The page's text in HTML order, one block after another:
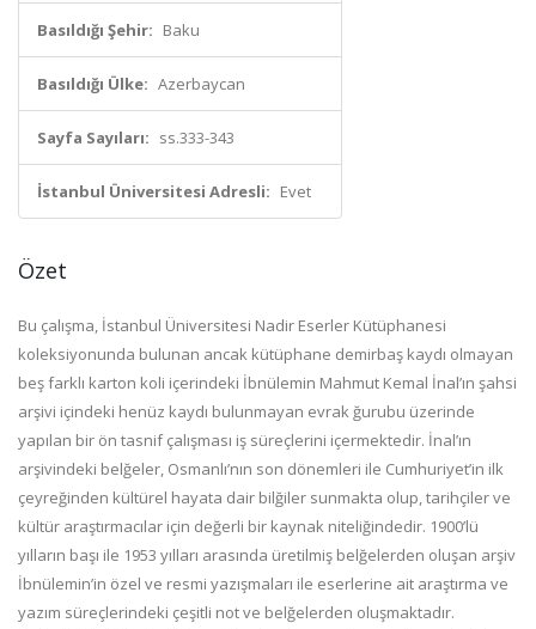
Basıldığı Şehir: Baku
Basıldığı Ülke: Azerbaycan
Sayfa Sayıları: ss.333-343
İstanbul Üniversitesi Adresli: Evet
Özet
Bu çalışma, İstanbul Üniversitesi Nadir Eserler Kütüphanesi
koleksiyonunda bulunan ancak kütüphane demirbaş kaydı olmayan
beş farklı karton koli içerindeki İbnülemin Mahmut Kemal İnal’ın şahsi
arşivi içindeki henüz kaydı bulunmayan evrak ğurubu üzerinde
yapılan bir ön tasnif çalışması iş süreçlerini içermektedir. İnal’ın
arşivindeki belğeler, Osmanlı’nın son dönemleri ile Cumhuriyet’in ilk
çeyreğinden kültürel hayata dair bilğiler sunmakta olup, tarihçiler ve
kültür araştırmacılar için değerli bir kaynak niteliğindedir. 1900’lü
yılların başı ile 1953 yılları arasında üretilmiş belğelerden oluşan arşiv
İbnülemin’in özel ve resmi yazışmaları ile eserlerine ait araştırma ve
yazım süreçlerindeki çeşitli not ve belğelerden oluşmaktadır.